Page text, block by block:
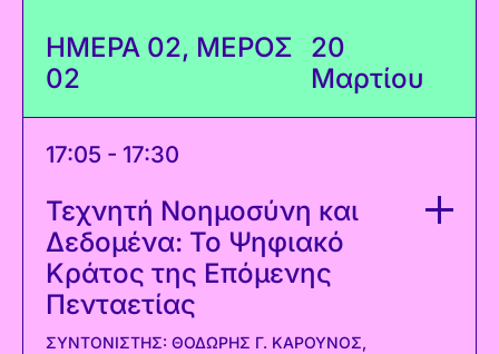
ΗΜΕΡΑ 02, ΜΕΡΟΣ
02
20
Μαρτίου
17:05 - 17:30
Τεχνητή Νοημοσύνη και
Δεδομένα: Το Ψηφιακό
Κράτος της Επόμενης
Πενταετίας
ΣΥΝΤΟΝΙΣΤΉΣ: ΘΟΔΩΡΉΣ Γ. ΚΑΡΟΎΝΟΣ,